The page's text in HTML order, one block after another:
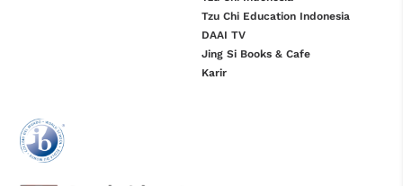
Tzu Chi Education Indonesia
DAAI TV
Jing Si Books & Cafe
Karir